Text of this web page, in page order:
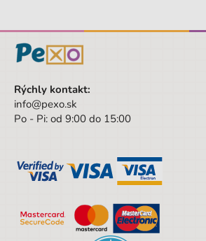
Rýchly kontakt:
info@pexo.sk
Po - Pi: od 9:00 do 15:00